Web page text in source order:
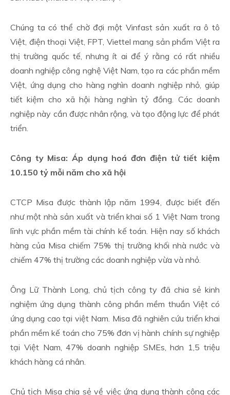
Chúng ta có thể chờ đợi một Vinfast sản xuất ra ô tô
Việt, điện thoại Việt, FPT, Viettel mang sản phẩm Việt ra
thị trường quốc tế, nhưng ít ai để ý rằng có rất nhiều
doanh nghiệp công nghệ Việt Nam, tạo ra các phần mềm
Việt, ứng dụng cho hàng nghìn doanh nghiệp nhỏ, giúp
tiết kiệm cho xã hội hàng nghìn tỷ đồng. Các doanh
nghiệp này cần được nhân rộng, và tạo động lực để phát
triển.
Công ty Misa: Áp dụng hoá đơn điện tử tiết kiệm
10.150 tỷ mỗi năm cho xã hội
CTCP Misa được thành lập năm 1994, được biết đến
như một nhà sản xuất và triển khai số 1 Việt Nam trong
lĩnh vực phần mềm tài chính kế toán. Hiện nay số khách
hàng của Misa chiếm 75% thị trường khối nhà nước và
chiếm 47% thị trường các doanh nghiệp vừa và nhỏ.
Ông Lữ Thành Long, chủ tịch công ty đã chia sẻ kinh
nghiệm ứng dụng thành công phần mềm thuần Việt có
ứng dụng cao tại việt Nam. Misa đã nghiên cứu triển khai
phần mềm kế toán cho 75% đơn vị hành chính sự nghiệp
tại Việt Nam, 47% doanh nghiệp SMEs, hơn 1,5 triệu
khách hàng cá nhân.
Chủ tịch Misa chia sẻ về việc ứng dụng thành công các